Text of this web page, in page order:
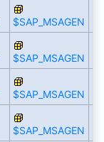
$SAP_MSAGEN
$SAP_MSAGEN
$SAP_MSAGEN
$SAP_MSAGEN